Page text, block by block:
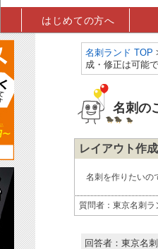
はじめての方へ
名刺ランド TOP
成・修正は可能
名刺の
レイアウト作
質問者：東京名刺ラ
名刺を作りたいの
回答者：東京名